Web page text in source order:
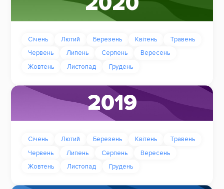
Січень Лютий Березень Квітень
Травень
Червень
Липень Серпень
Вересень
Жовтень
Листопад Грудень
2019
Січень Лютий Березень Квітень
Травень
Червень
Липень Серпень
Вересень
Жовтень
Листопад Грудень